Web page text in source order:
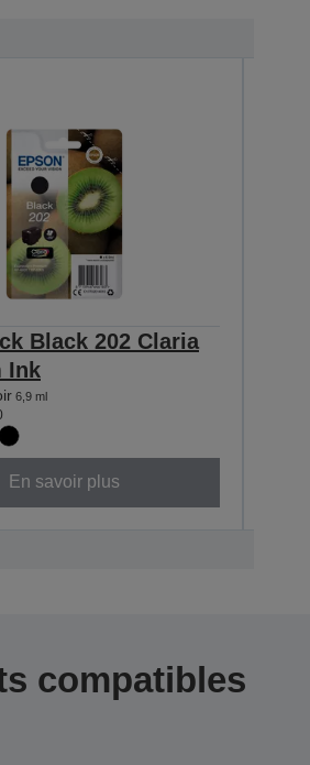
Black 202 Claria
Ink
6,9 ml
En savoir plus
compatibles